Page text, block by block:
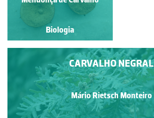
Biologia
CARVALHO NEGRAL
Mário Rietsch Monteiro
Biologia